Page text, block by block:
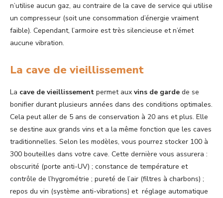
n’utilise aucun gaz, au contraire de la cave de service qui utilise
un compresseur (soit une consommation d’énergie vraiment
faible). Cependant, l’armoire est très silencieuse et n’émet
aucune vibration.
La cave de vieillissement
La cave de vieillissement permet aux vins de garde de se
bonifier durant plusieurs années dans des conditions optimales.
Cela peut aller de 5 ans de conservation à 20 ans et plus. Elle
se destine aux grands vins et a la même fonction que les caves
traditionnelles. Selon les modèles, vous pourrez stocker 100 à
300 bouteilles dans votre cave. Cette dernière vous assurera :
obscurité (porte anti-UV) ; constance de température et
contrôle de l’hygrométrie ; pureté de l’air (filtres à charbons) ;
repos du vin (système anti-vibrations) et réglage automatique